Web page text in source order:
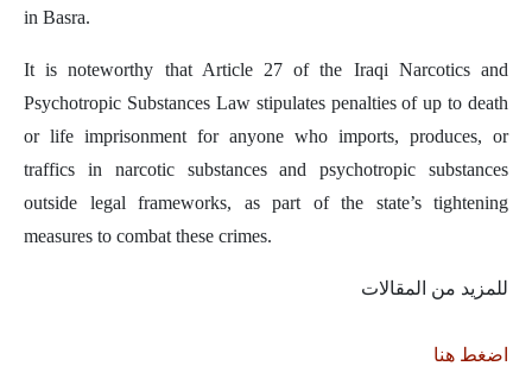
in Basra.
It is noteworthy that Article 27 of the Iraqi Narcotics and
Psychotropic Substances Law stipulates penalties of up to death
or life imprisonment for anyone who imports, produces, or
traffics in narcotic substances and psychotropic substances
outside legal frameworks, as part of the state’s tightening
measures to combat these crimes.
للمزيد من المقالات
اضغط هنا